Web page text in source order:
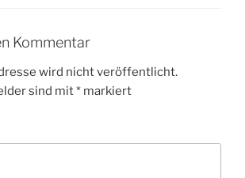
Kommentar
wird nicht veröffentlicht.
sind mit* markiert